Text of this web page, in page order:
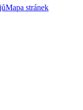
Mapa stránek